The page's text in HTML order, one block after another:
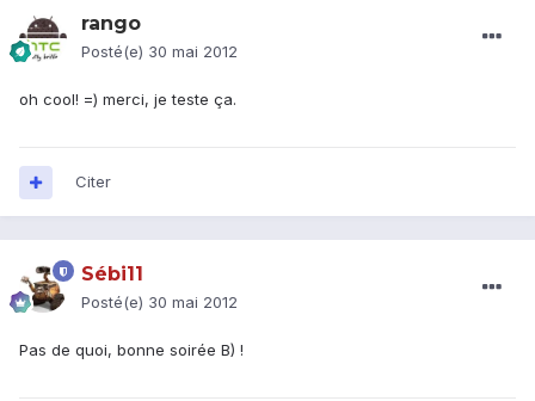
rango
Posté(e) 30 mai 2012
oh cool! =) merci, je teste ça.
Citer
Sébi11
Posté(e) 30 mai 2012
Pas de quoi, bonne soirée B) !